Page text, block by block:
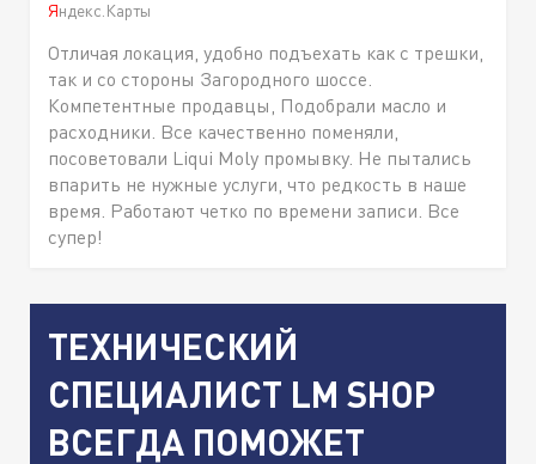
Яндекс.Карты
Отличая локация, удобно подъехать как с трешки,
так и со стороны Загородного шоссе.
Компетентные продавцы, Подобрали масло и
расходники. Все качественно поменяли,
посоветовали Liqui Moly промывку. Не пытались
впарить не нужные услуги, что редкость в наше
время. Работают четко по времени записи. Все
супер!
ТЕХНИЧЕСКИЙ
СПЕЦИАЛИСТ LM SHOP
ВСЕГДА ПОМОЖЕТ